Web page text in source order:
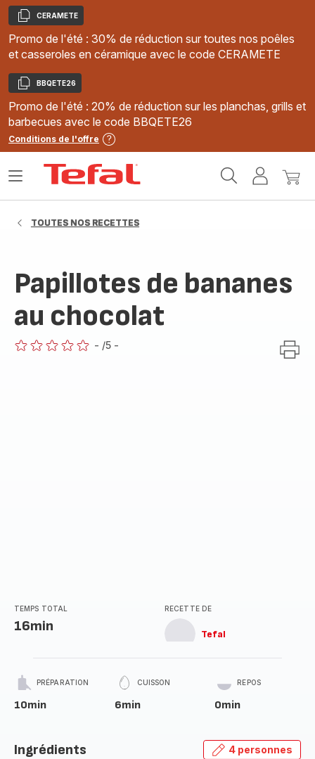
Copier
CERAMETE
Promo de l'été : 30% de réduction sur toutes nos poêles
et casseroles en céramique avec le code CERAMETE
Copier
BBQETE26
Promo de l'été : 20% de réduction sur les planchas, grills et
barbecues avec le code BBQETE26
Conditions de l'offre
MonMon
Ouvrir
TOUTES NOS RECETTES
Papillotes de bananes
au chocolat
- /5 -
TEMPS TOTAL
16min
RECETTE DE
Tefal
PRÉPARATION
10min
CUISSON
6min
REPOS
0min
Ingrédients 4 personnes